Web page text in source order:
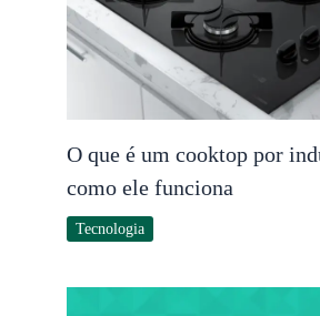
O que é um cooktop por
como ele funciona
Tecnologia